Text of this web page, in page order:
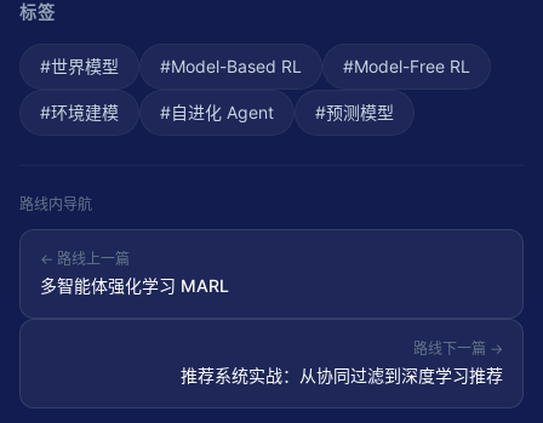
标签
#世界模型 #Model-Based RL #Model-Free RL
#环境建模 #自进化 Agent #预测模型
路线内导航
← 路线上一篇
多智能体强化学习 MARL
路线下一篇 →
推荐系统实战：从协同过滤到深度学习推荐